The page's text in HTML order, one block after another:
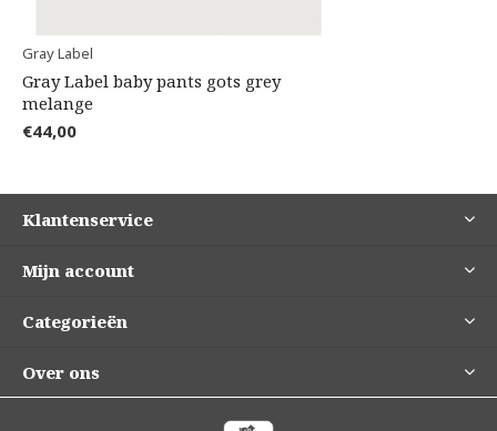
Gray Label
Gray Label baby pants gots grey
melange
€44,00
Klantenservice
Mijn account
Categorieën
Over ons